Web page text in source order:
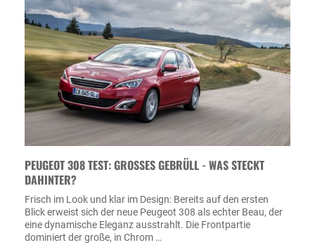
PEUGEOT 308 TEST: GROSSES GEBRÜLL - WAS STECKT D
AHINTER?
Frisch im Look und klar im Design: Bereits auf den ersten
Blick erweist sich der neue Peugeot 308 als echter Beau, der
eine dynamische Eleganz ausstrahlt. Die Frontpartie
dominiert der große, in Chrom …